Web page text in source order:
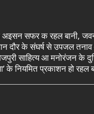
अइसन सफर क रहल बानी,
दौर के संघर्ष से उपजल
साहित्य आ मनोरंजन के
के नियमित प्रकाशन हो रहल